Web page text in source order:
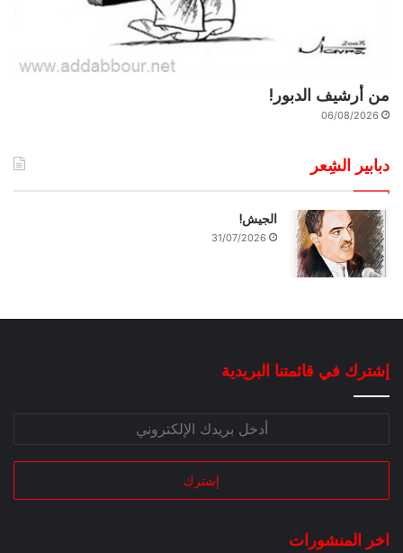
من أرشيف الدبور!
06/08/2026
دبابير الشِعر
الجيش!
31/07/2026
إشترك في قائمتنا البريدية
اخر المنشورات